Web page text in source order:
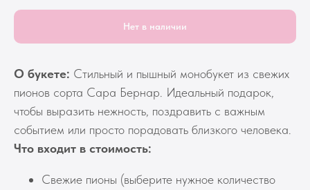
Нет в наличии
О букете: Стильный и пышный монобукет из свежих
пионов сорта Сара Бернар. Идеальный подарок,
чтобы выразить нежность, поздравить с важным
событием или просто порадовать близкого человека.
Что входит в стоимость:
Свежие пионы (выберите нужное количество